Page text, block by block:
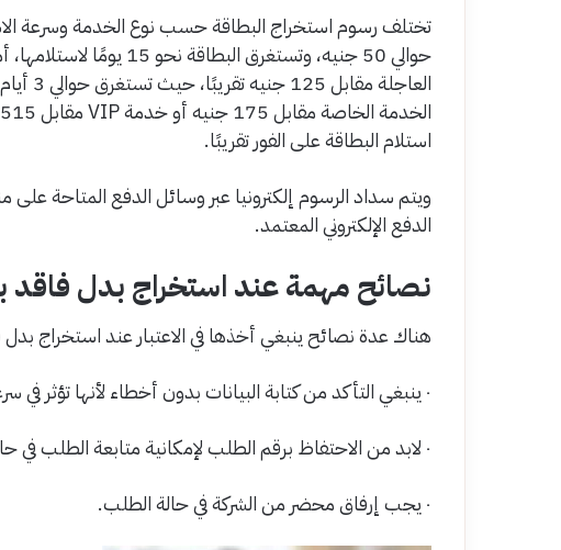
تختلف رسوم استخراج البطاقة حسب نوع الخدمة وسرعة
حوالي 50 جنيه، وتستغرق
استلام البطاقة على الفور تقريبًا.
ويتم سداد الرسوم إلكترونيا عبر وسائل الدفع المتاحة على
الدفع الإلكتروني المعتمد.
نصائح مهمة عند استخراج بدل فاقد
هناك عدة نصائح ينبغي أخذها في الاعتبار عند استخراج بدل
٠ ينبغي التأكد من كتابة البيانات بدون أخطاء لأنها تؤثر في سرعة استخراج البطاقة.
٠ لابد من الاحتفاظ برقم الطلب لإمكانية متابعة الطلب في حالة حدوث أي تحديث.
٠ يجب إرفاق محضر من الشركة في حالة الطلب.